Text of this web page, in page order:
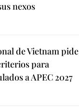
nexos
de Vietnam pide
para
a APEC 2027